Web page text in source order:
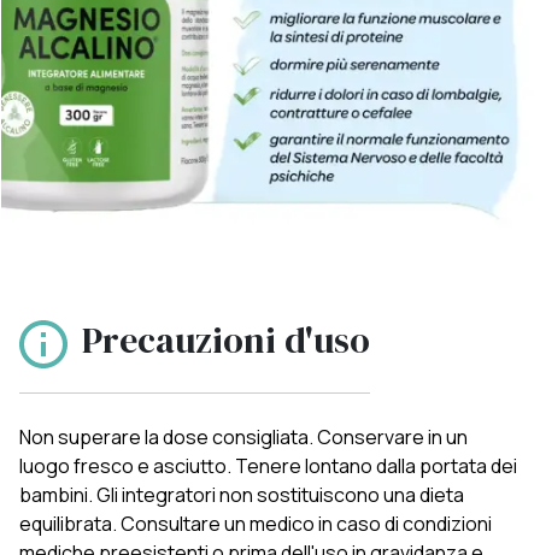
Precauzioni d'uso
Non superare la dose consigliata. Conservare in un
luogo fresco e asciutto. Tenere lontano dalla portata dei
bambini. Gli integratori non sostituiscono una dieta
equilibrata. Consultare un medico in caso di condizioni